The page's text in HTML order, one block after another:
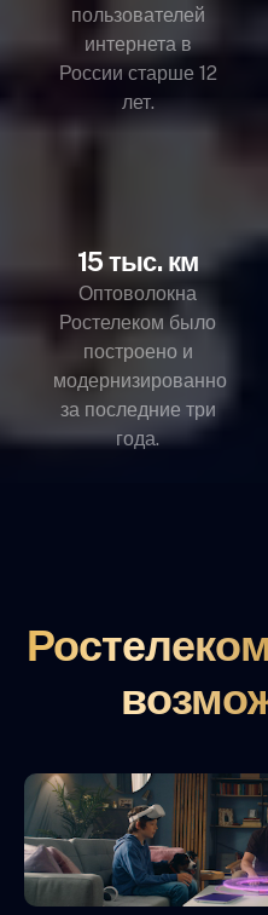
пользователей
интернета в
России старше 12
лет.
15 тыс. км
Оптоволокна
Ростелеком было
построено и
модернизированно
за последние три
года.